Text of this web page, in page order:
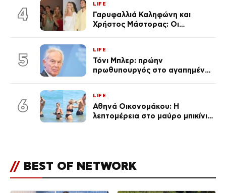
4
LIFE
Γαρυφαλλιά Καληφώνη και
Χρήστος Μάστορας: Οι
απαρατήρητη
5
LIFE
Τόνι Μπλερ: πρώην
πρωθυπουργός στο αγαπημένο
6
LIFE
Αθηνά Οικονομάκου: Η
λεπτομέρεια στο μαύρο μπικίνι
// BEST OF NETWORK